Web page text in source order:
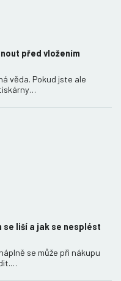
před vložením
věda. Pokud jste ale
se liší a jak se nesplést
se může při nákupu